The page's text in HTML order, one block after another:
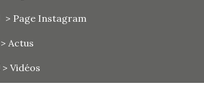
> Page Instagram
> Actus
> Vidéos